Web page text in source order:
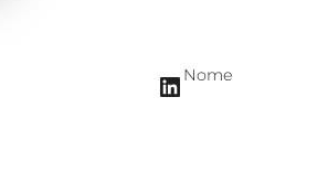
LinkedIn Nome